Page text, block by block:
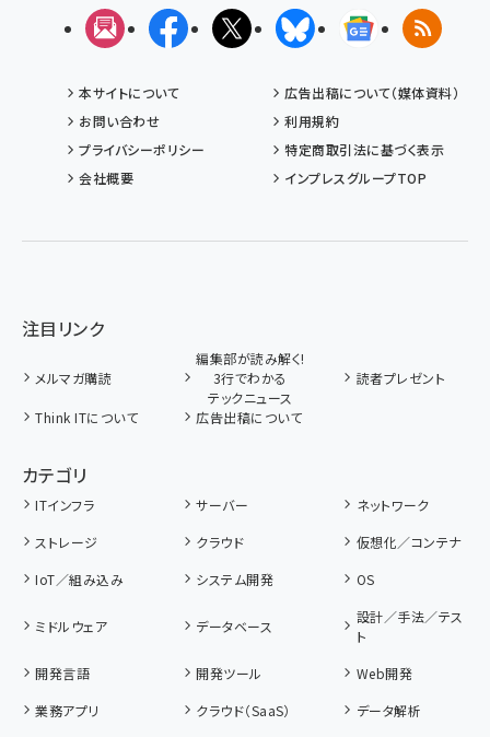
メルマガFacebookX(エックス)BlueskyGoogleニュ
RSS
本サイトについて
広告出稿について（媒体資料）
お問い合わせ
利用規約
プライバシーポリシー
特定商取引法に基づく表示
会社概要
インプレスグループTOP
注目リンク
メルマガ購読
編集部が読み解く!
3行でわかる
テックニュース
読者プレゼント
Think ITについて 広告出稿について
カテゴリ
ITインフラ サーバー
ネットワーク
ストレージ
クラウド
仮想化／コンテナ
IoT／組み込み
システム開発 OS
ミドルウェア データベース
設計／手法／テス
ト
開発言語
開発ツール
Web開発
業務アプリ
クラウド（SaaS）
データ解析